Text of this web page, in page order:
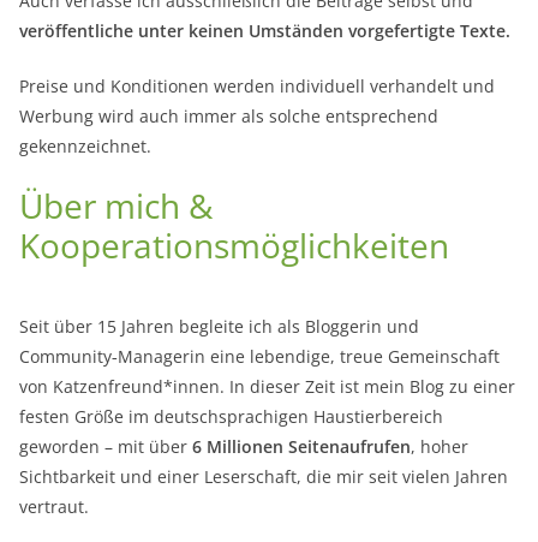
veröffentliche unter keinen Umständen vorgefertigte Texte.
Preise und Konditionen werden individuell verhandelt und
Werbung wird auch immer als solche entsprechend
gekennzeichnet.
Über mich &
Kooperationsmöglichkeiten
Seit über 15 Jahren begleite ich als Bloggerin und
Community‑Managerin eine lebendige, treue Gemeinschaft
von Katzenfreund*innen. In dieser Zeit ist mein Blog zu einer
festen Größe im deutschsprachigen Haustierbereich
geworden – mit über 6 Millionen Seitenaufrufen, hoher
Sichtbarkeit und einer Leserschaft, die mir seit vielen Jahren
vertraut.